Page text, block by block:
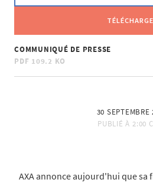
COMMUNIQUÉ DE PRESSE
PDF 109.2 KO
30 SEPTEMBRE
PUBLIÉ À 2:00
AXA annonce aujourd'hui que sa